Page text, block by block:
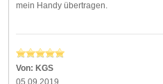
mein Handy übertragen.
Von: KGS